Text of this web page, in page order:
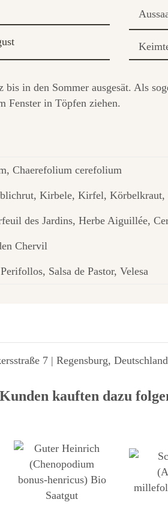
in den Sommer ausgesät. Als
Fenster in Töpfen ziehen.
Chaerefolium cerefolium
Kirbele, Kirfel,
des Jardins, Herbe Aiguillée,
Chervil
Salsa de Pastor, Velesa
7 | Regensburg,
Kunden kauften dazu